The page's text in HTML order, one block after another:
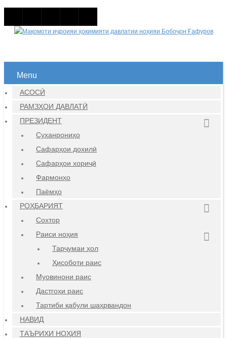
Menu
АСОСӢ
РАМЗҲОИ ДАВЛАТӢ
ПРЕЗИДЕНТ
Суханрониҳо
Сафарҳои дохилӣ
Сафарҳои хориҷӣ
Фармонҳо
Паёмҳо
РОҲБАРИЯТ
Сохтор
Раиси ноҳия
Тарҷумаи ҳол
Ҳисоботи раис
Муовинони раис
Дастгоҳи раис
Тартиби қабули шаҳрвандон
НАВИД
ТАЪРИХИ НОҲИЯ